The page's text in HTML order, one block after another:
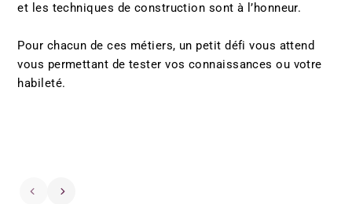
et les techniques de construction sont à l’honneur.
Pour chacun de ces métiers, un petit défi vous attend
vous permettant de tester vos connaissances ou votre
habileté.